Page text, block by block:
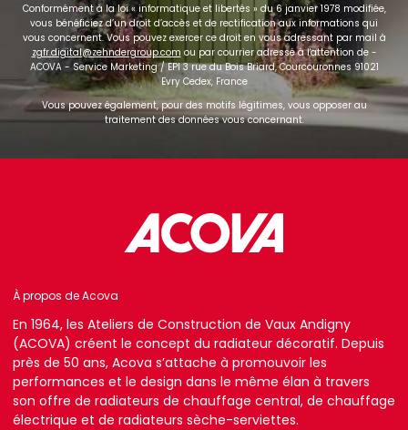
Conformément à la loi « informatique et libertés » du 6 janvier 1978 modifiée,
vous bénéficiez d’un droit d’accès et de rectification aux informations qui
vous concernent. Vous pouvez exercer ce droit en vous adressant par mail à
zgfr.digital@zehndergroup.com ou par courrier adressé à l'attention de -
ACOVA - Service Marketing / EPI 3 rue du Bois Briard, Courcouronnes 91021
Evry Cedex, France
Vous pouvez également, pour des motifs légitimes, vous opposer au
traitement des données vous concernant.
À propos de Acova
En 1964, les Ateliers de Construction de Vaux Andigny
(ACOVA) créent le concept du radiateur décoratif. Depuis
près de 50 ans, Acova s’attache à promouvoir les
performances et le design dans le même élan à travers
son offre de radiateurs de chauffage central, de chauffage
électrique et de radiateurs sèche-serviettes.